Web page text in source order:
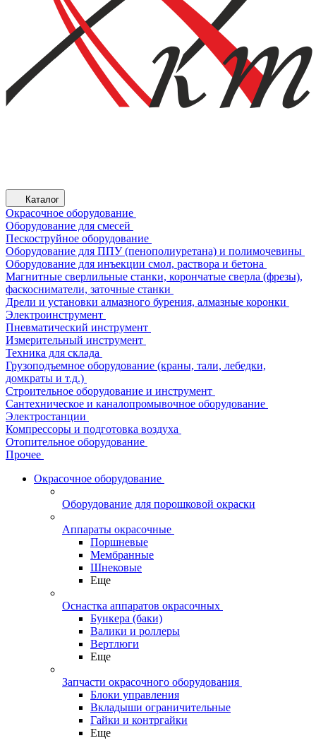
Каталог
Окрасочное оборудование
Оборудование для смесей
Пескоструйное оборудование
Оборудование для ППУ (пенополиуретана) и полимочевины
Оборудование для инъекции смол, раствора и бетона
Магнитные сверлильные станки, корончатые сверла (фрезы),
фаскосниматели, заточные станки
Дрели и установки алмазного бурения, алмазные коронки
Электроинструмент
Пневматический инструмент
Измерительный инструмент
Техника для склада
Грузоподъемное оборудование (краны, тали, лебедки,
домкраты и т.д.)
Строительное оборудование и инструмент
Сантехническое и каналопромывочное оборудование
Электростанции
Компрессоры и подготовка воздуха
Отопительное оборудование
Прочее
Окрасочное оборудование
Оборудование для порошковой окраски
Аппараты окрасочные
Поршневые
Мембранные
Шнековые
Еще
Оснастка аппаратов окрасочных
Бункера (баки)
Валики и роллеры
Вертлюги
Еще
Запчасти окрасочного оборудования
Блоки управления
Вкладыши ограничительные
Гайки и контргайки
Еще